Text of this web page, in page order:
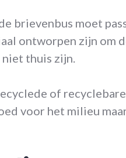
brievenbus moet
ontworpen zijn om
niet thuis zijn.
of
voor het milieu